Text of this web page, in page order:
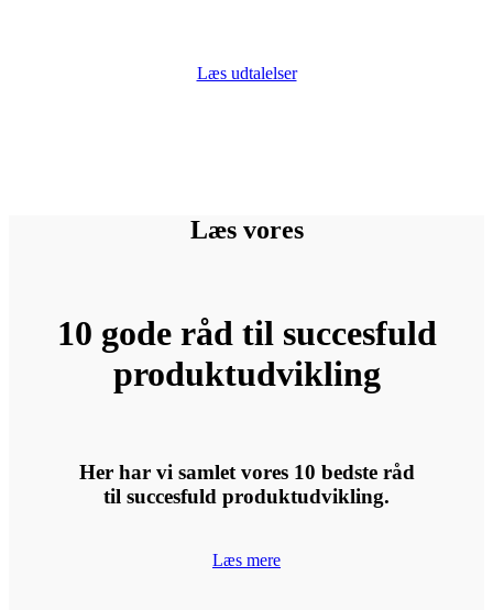
Læs udtalelser
Læs vores
10 gode råd til succesfuld
produktudvikling
Her har vi samlet vores 10 bedste råd
til succesfuld produktudvikling.
Læs mere